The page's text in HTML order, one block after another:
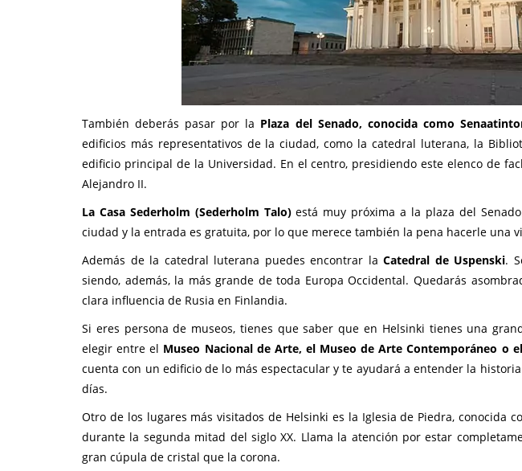
También deberás pasar por la Plaza del Senado, conocida como
edificios más representativos de la ciudad, como la catedral luterana, la
edificio principal de la Universidad. En el centro, presidiendo este elenco de
Alejandro II.
La Casa Sederholm (Sederholm Talo)está muy próxima a la plaza del
ciudad y la entrada es gratuita, por lo que merece también la pena hacerle una
Además de la catedral luterana puedes encontrar laCatedral de Uspenski.
siendo, además, la más grande de toda Europa Occidental. Quedarás
clara influencia de Rusia en Finlandia.
Si eres persona de museos, tienes que saber que en Helsinki tienes una
elegir entre el Museo Nacional de Arte, el Museo de Arte Contemporáneo o
cuenta con un edificio de lo más espectacular y te ayudará a entender la
días.
Otro de los lugares más visitados de Helsinki es la Iglesia de Piedra, conocida
durante la segunda mitad del siglo XX. Llama la atención por estar
gran cúpula de cristal que la corona.